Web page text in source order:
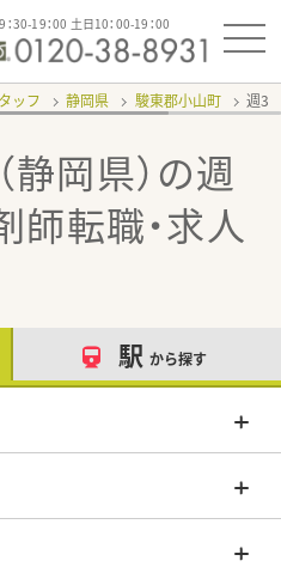
：30-19：00 土日10：00-19：00
ッフ 静岡県 駿東郡小山町 週
岡県）の週
師転職・求人
駅 から探す